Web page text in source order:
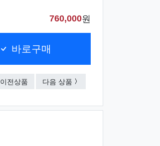
760,000원
바로구매
이전상품 라이트노크
다음 상품 보노